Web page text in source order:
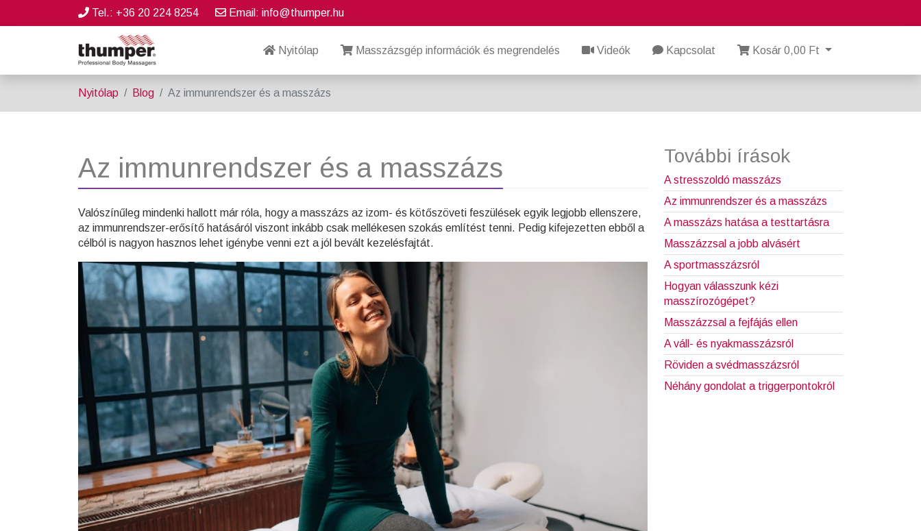
Tel.: +36 20 224 8254 Email: info@thumper.hu
Nyitólap Masszázsgép információk és megrendelés Videók Kapcsolat Kosár 0,00 Ft
Nyitólap Blog Az immunrendszer és a masszázs
Az immunrendszer és a masszázs
Valószínűleg mindenki hallott már róla, hogy a masszázs az izom- és kötőszöveti feszülések egyik legjobb ellenszere,
az immunrendszer-erősítő hatásáról viszont inkább csak mellékesen szokás említést tenni. Pedig kifejezetten ebből a
célból is nagyon hasznos lehet igénybe venni ezt a jól bevált kezelésfajtát.
További írások
A stresszoldó masszázs
Az immunrendszer és a masszázs
A masszázs hatása a testtartásra
Masszázzsal a jobb alvásért
A sportmasszázsról
Hogyan válasszunk kézi
masszírozógépet?
Masszázzsal a fejfájás ellen
A váll- és nyakmasszázsról
Röviden a svédmasszázsról
Néhány gondolat a triggerpontokról